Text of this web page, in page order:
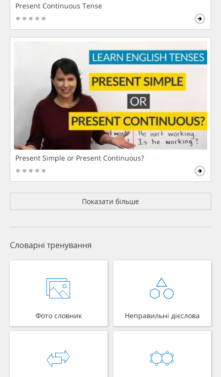
Present Continuous Tense
Present Simple or Present Continuous?
Показати більше
Словарні тренування
Фото словник Неправильні дієслова